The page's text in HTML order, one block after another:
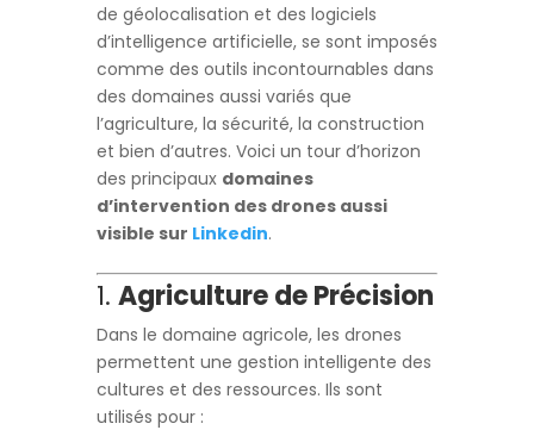
de géolocalisation et des logiciels
d’intelligence artificielle, se sont imposés
comme des outils incontournables dans
des domaines aussi variés que
l’agriculture, la sécurité, la construction
et bien d’autres. Voici un tour d’horizon
des principaux domaines
d’intervention des drones aussi
visible sur Linkedin.
1. Agriculture de Précision
Dans le domaine agricole, les drones
permettent une gestion intelligente des
cultures et des ressources. Ils sont
utilisés pour :